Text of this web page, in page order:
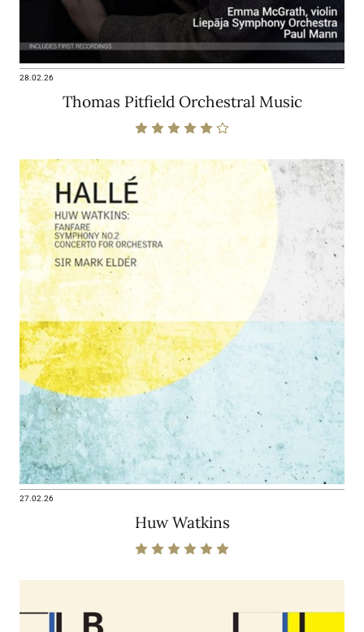
28.02.26
Thomas Pitfield Orchestral Music
27.02.26
Huw Watkins